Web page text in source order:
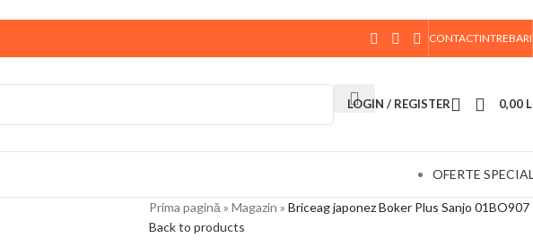
plasate pana in data de 10 August, la ora 15:00, vor fi expediate. Va
CONTACTINTREBARI
LOGIN / REGISTER 0,00
OFERTE
Prima pagină » Magazin » Briceag japonez Boker Plus Sanjo 01BO907
Back to products